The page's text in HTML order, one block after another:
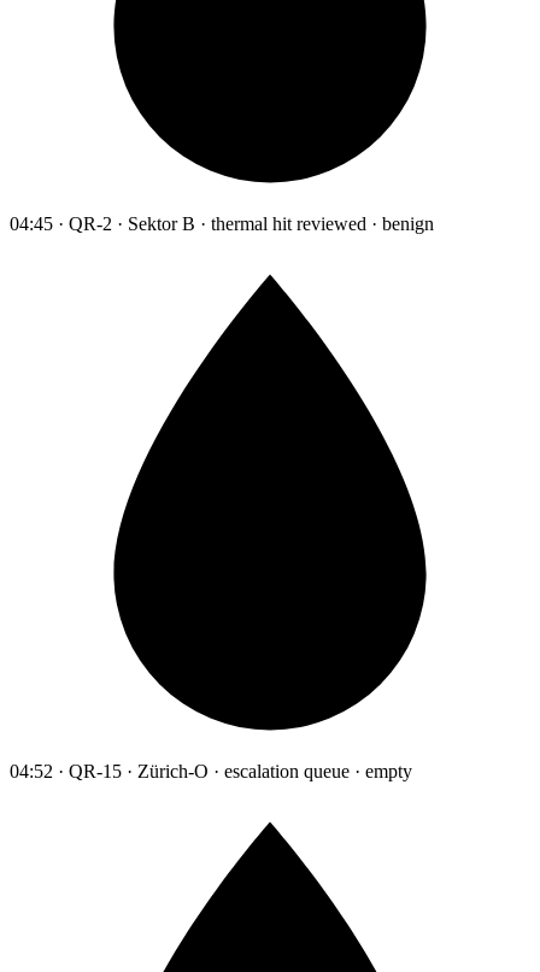
04:45 · QR-2 · Sektor B · thermal hit reviewed · benign
04:52 · QR-15 · Zürich-O · escalation queue · empty